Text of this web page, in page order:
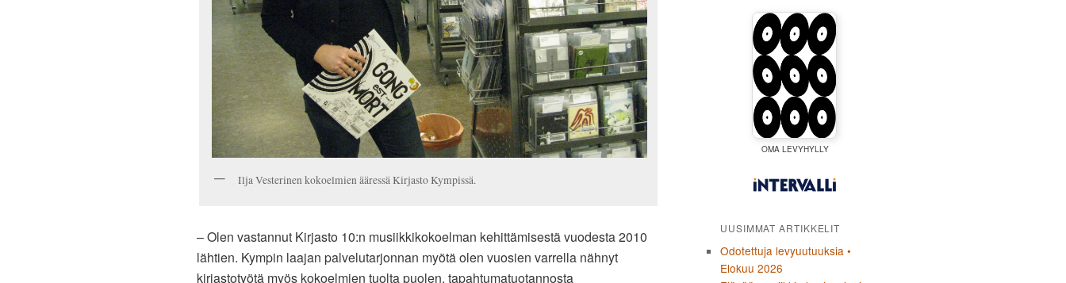
Ilja Vesterinen kokoelmien ääressä Kirjasto Kympissä.
– Olen vastannut Kirjasto 10:n musiikkikokoelman kehittämisestä vuodesta 2010
lähtien. Kympin laajan palvelutarjonnan myötä olen vuosien varrella nähnyt
kirjastotyötä myös kokoelmien tuolta puolen, tapahtumatuotannosta
OMA LEVYHYLLY
UUSIMMAT ARTIKKELIT
Odotettuja levyuutuuksia •
Elokuu 2026